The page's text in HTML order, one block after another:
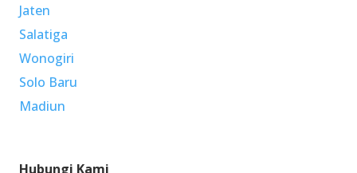
Jaten
Salatiga
Wonogiri
Solo Baru
Madiun
Hubungi Kami